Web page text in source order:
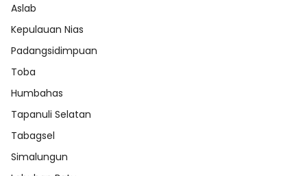
Aslab
Kepulauan Nias
Padangsidimpuan
Toba
Humbahas
Tapanuli Selatan
Tabagsel
Simalungun